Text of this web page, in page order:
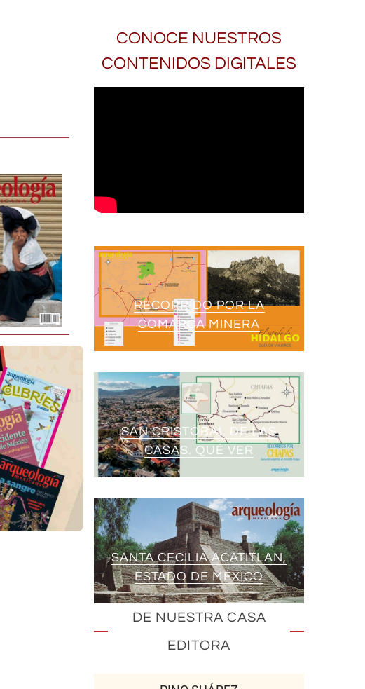
CONOCE NUESTROS
CONTENIDOS DIGITALES
RECORRIDO POR LA
COMARCA MINERA
SAN CRISTÓBAL DE LAS
CASAS. QUÉ VER
SANTA CECILIA ACATITLAN,
ESTADO DE MÉXICO
DE NUESTRA CASA
EDITORA